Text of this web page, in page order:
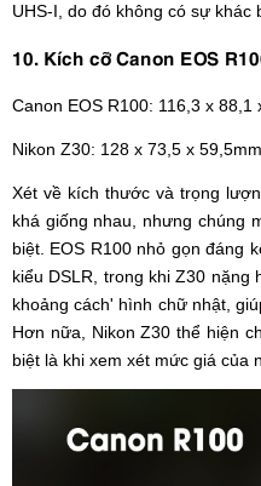
UHS-I, do đó không có sự khác
10. Kích cỡ Canon EOS
Canon EOS R100: 116,3 x 88,1
Nikon Z30: 128 x 73,5 x
Xét về kích thước và trọng
khá giống nhau, nhưng chúng
biệt. EOS R100 nhỏ gọn đáng
kiểu DSLR, trong khi Z30
khoảng cách' hình chữ nhật,
Hơn nữa, Nikon Z30 thể hiện
biệt là khi xem xét mức giá của